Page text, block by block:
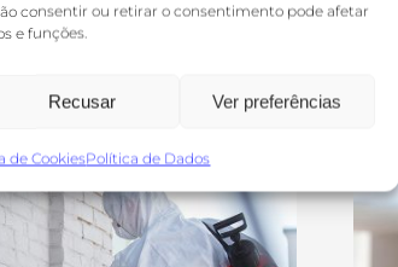
consentir ou retirar o consentimento pode afetar
e funções.
Recusar Ver preferências
de CookiesPolítica de Dados
Ver Mais